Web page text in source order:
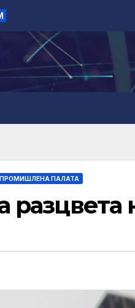
ПАЛАТА
разцвета